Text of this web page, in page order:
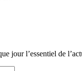
jour l’essentiel de